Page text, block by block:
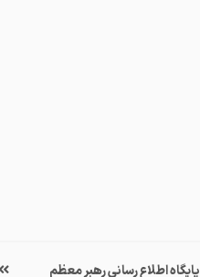
پایگاه اطلاع رسانی رهبر معظم